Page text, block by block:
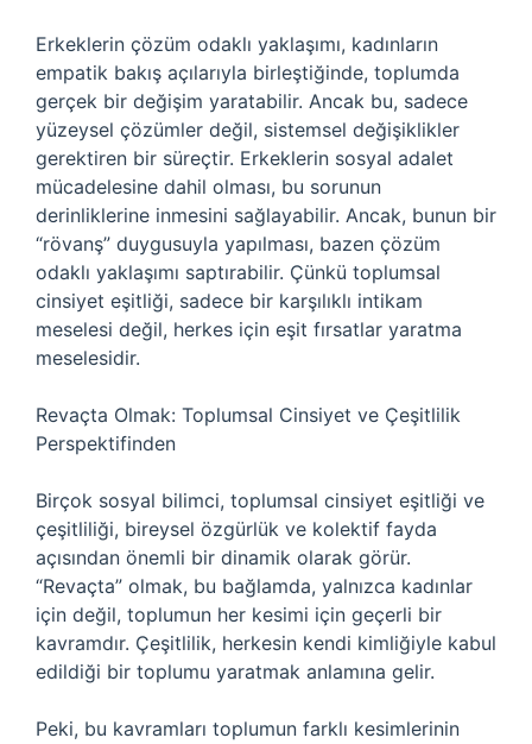
Erkeklerin çözüm odaklı yaklaşımı, kadınların
empatik bakış açılarıyla birleştiğinde, toplumda
gerçek bir değişim yaratabilir. Ancak bu, sadece
yüzeysel çözümler değil, sistemsel değişiklikler
gerektiren bir süreçtir. Erkeklerin sosyal adalet
mücadelesine dahil olması, bu sorunun
derinliklerine inmesini sağlayabilir. Ancak, bunun bir
“rövanş” duygusuyla yapılması, bazen çözüm
odaklı yaklaşımı saptırabilir. Çünkü toplumsal
cinsiyet eşitliği, sadece bir karşılıklı intikam
meselesi değil, herkes için eşit fırsatlar yaratma
meselesidir.
Revaçta Olmak: Toplumsal Cinsiyet ve Çeşitlilik
Perspektifinden
Birçok sosyal bilimci, toplumsal cinsiyet eşitliği ve
çeşitliliği, bireysel özgürlük ve kolektif fayda
açısından önemli bir dinamik olarak görür.
“Revaçta” olmak, bu bağlamda, yalnızca kadınlar
için değil, toplumun her kesimi için geçerli bir
kavramdır. Çeşitlilik, herkesin kendi kimliğiyle kabul
edildiği bir toplumu yaratmak anlamına gelir.
Peki, bu kavramları toplumun farklı kesimlerinin